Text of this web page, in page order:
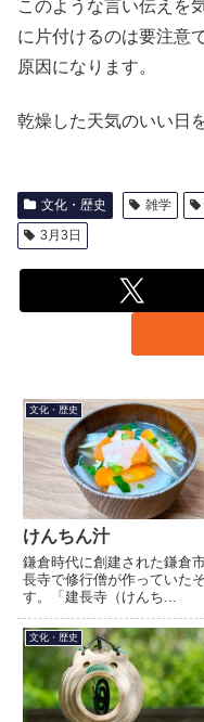
このような言い伝えを
に片付けるのは要注意
原因になります。
乾燥した天気のいい日
文化・歴史 雑学
3月3日
文化・歴史
けんちん汁
鎌倉時代に創建された鎌倉
長寺で修行僧が作っていた
す。「建長寺（けんち...
文化・歴史